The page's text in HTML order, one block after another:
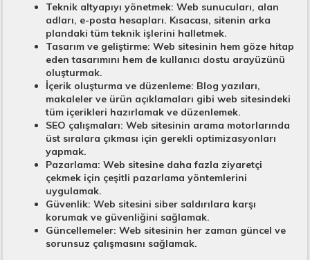
Teknik altyapıyı yönetmek: Web sunucuları, alan
adları, e-posta hesapları. Kısacası, sitenin arka
plandaki tüm teknik işlerini halletmek.
Tasarım ve geliştirme: Web sitesinin hem göze hitap
eden tasarımını hem de kullanıcı dostu arayüzünü
oluşturmak.
İçerik oluşturma ve düzenleme: Blog yazıları,
makaleler ve ürün açıklamaları gibi web sitesindeki
tüm içerikleri hazırlamak ve düzenlemek.
SEO çalışmaları: Web sitesinin arama motorlarında
üst sıralara çıkması için gerekli optimizasyonları
yapmak.
Pazarlama: Web sitesine daha fazla ziyaretçi
çekmek için çeşitli pazarlama yöntemlerini
uygulamak.
Güvenlik: Web sitesini siber saldırılara karşı
korumak ve güvenliğini sağlamak.
Güncellemeler: Web sitesinin her zaman güncel ve
sorunsuz çalışmasını sağlamak.